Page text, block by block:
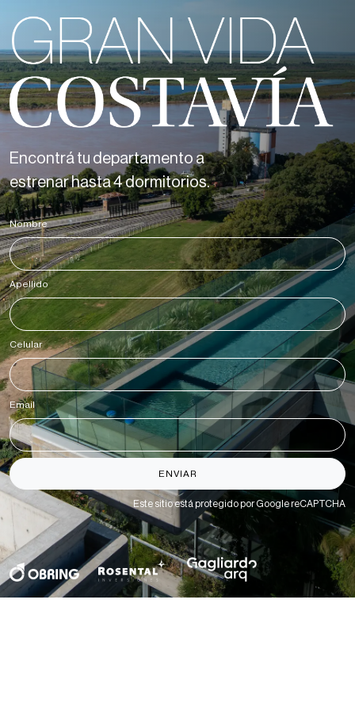
Encontrá tu departamento a
estrenar hasta 4 dormitorios.
Nombre*
Apellido *
Celular*
Email *
ENVIAR
Este sitio está protegido por Google reCAPTCHA